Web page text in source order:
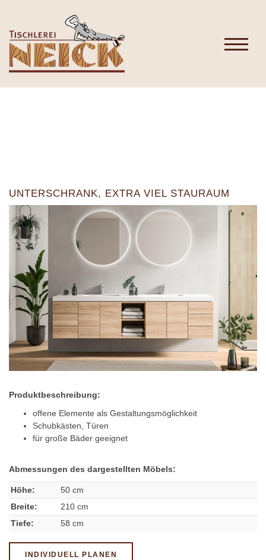
UNTERSCHRANK, EXTRA VIEL STAURAUM
Produktbeschreibung:
offene Elemente als Gestaltungsmöglichkeit
Schubkästen, Türen
für große Bäder geeignet
Abmessungen des dargestellten Möbels:
Höhe:
50 cm
Breite:
210 cm
Tiefe:
58 cm
INDIVIDUELL PLANEN